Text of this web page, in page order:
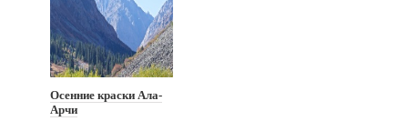
Осенние краски Ала-
Арчи